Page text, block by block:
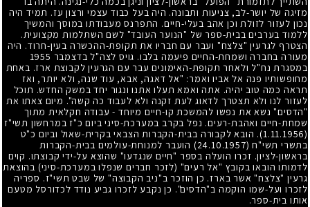
מזיגה של יושר-לב, צניעות ותבונה. היה בעל כבוד עצמי ורצון עז. תמיד היה
נכון לעזור לזולת וכן אהב בעלי-חיים. התפרנס מעבודתו במוסך והמשיך
ללמוד בערבים בבית-ספר של "הנוער העובד" לשם השתלמות מקצועית.
הצטרף לגרעין "צלצח" ועבר עם חבריו את תקופת-ההכשרה בעין-חרוד. היה
מעורה בחברה ושמחת-החיים פיעמה בלבו. גויס לצה"ל בדצמבר 1955
במסגרת נח"ל ולאחר תקופת-האימונים עבר עם הגרעין לקבוצת ארז. באחת
מחופשותיו פנה אל אביו ואמר: "אל דאגה, אבא, עוד שנה, ולא יותר, ואז
תראה כמה טוב יהיה. אתה ואמא תעלו אתנו ונגור יחד במשק החדש. תוכל
לעזור לנו ולא תצטרך לדאוג לעת זקנה ולא לעבוד כה קשה". מיום צאתו את
"הדסים" נשא את נפשו להמשכת קו-חיים מיוחד -עבודה חקלאית מתוך
שמחת-חיים ואהבת-רעים. נפל בקרב במערכת-סיני ביום כ"ז במרחשון תשי"ז
(1.11.1956)
. הובא לקבורה בבית-הקברות הצבאי בקרית-שאול וביום כ"ט
בתשרי תשי"ח (24.10.1957)
הועבר למנוחת-עולמים בבית-הקברות
בראשון-לציון. זכרו הועלה בספר "חיים שנגדעו" שהוצא על-ידי קבוצתו. קוים
לדמותו הובאו בקובץ "אל רעים" (לזכר חברים שנפלו במערכת-סיני) בהוצאת
גרעין "צלצח" אשר בארז. כן הוזכר ב"ניב הקבוצה" של שבט תשי"ז. ספריה
לזכרו ועל-שמו הוקמה ב"הדסים". כן נקבע לזכרו גביע נודד לכדורסל מטעם
אותו בית-ספר.